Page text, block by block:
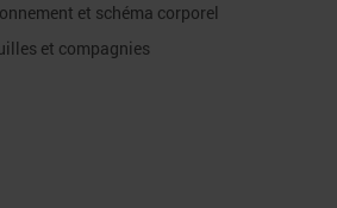
et schéma corporel
et compagnies